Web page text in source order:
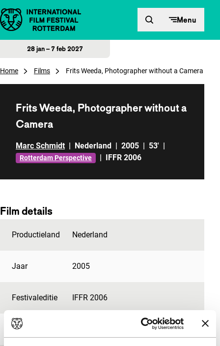
Direct naar inhoud Menu
28 jan – 7 feb 2027
Home Films Frits Weeda, Photographer without a Camera
Frits Weeda, Photographer without a
Camera
Marc Schmidt | Nederland | 2005 | 53' |
Rotterdam Perspective | IFFR 2006
Film details
Productieland Nederland
Jaar 2005
Festivaleditie IFFR 2006
Lengte